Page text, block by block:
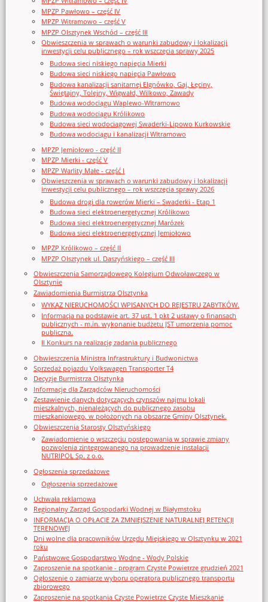
MPZP Pawłowo – część IV
MPZP Witramowo – część V
MPZP Olsztynek Wschód – część III
Obwieszczenia w sprawach o warunki zabudowy i lokalizacji
inwestycji celu publicznego – rok wszczęcia sprawy 2025
Budowa sieci niskiego napięcia Mierki
Budowa sieci niskiego napięcia Pawłowo
Budowa kanalizacji sanitarnej Elgnówko, Gaj, Łęciny,
Świętajny, Tolejny, Wigwałd, Wilkowo, Zawady
Budowa wodociągu Waplewo-Witramowo
Budowa wodociągu Królikowo
Budowa sieci wodociągowej Swaderki-Lipowo Kurkowskie
Budowa wodociągu i kanalizacji Witramowo
MPZP Jemiołowo - część II
MPZP Mierki - część V
MPZP Warlity Małe - część I
Obwieszczenia w sprawach o warunki zabudowy i lokalizacji
inwestycji celu publicznego – rok wszczęcia sprawy 2026
Budowa drogi dla rowerów Mierki – Swaderki - Etap 1
Budowa sieci elektroenergetycznej Królikowo
Budowa sieci elektroenergetycznej Marózek
Budowa sieci elektroenergetycznej Jemiołowo
MPZP Królikowo – część II
MPZP Olsztynek ul. Daszyńskiego – część III
Obwieszczenia Samorządowego Kolegium Odwoławczego w
Olsztynie
Zawiadomienia Burmistrza Olsztynka
WYKAZ NIERUCHOMOŚCI WPISANYCH DO REJESTRU ZABYTKÓW.
Informacja na podstawie art. 37 ust. 1 pkt 2 ustawy o finansach
publicznych - m.in. wykonanie budżetu JST umorzenia pomoc
publiczna.
II Konkurs na realizację zadania publicznego
Obwieszczenia Ministra Infrastruktury i Budwonictwa
Sprzedaż pojazdu Volkswagen Transporter T4
Decyzje Burmistrza Olsztynka
Informacje dla Zarządców Nieruchomości
Zestawienie danych dotyczących czynszów najmu lokali
mieszkalnych, nienależących do publicznego zasobu
mieszkaniowego, w położonych na obszarze Gminy Olsztynek.
Obwieszczenia Starosty Olsztyńskiego
Zawiadomienie o wszczęciu postępowania w sprawie zmiany
pozwolenia zintegrowanego na prowadzenie instalacji
NUTRIPOL Sp. z o.o.
Ogłoszenia sprzedażowe
Ogłoszenia sprzedażowe
Uchwała reklamowa
Regionalny Zarząd Gospodarki Wodnej w Białymstoku
INFORMACJA O OPŁACIE ZA ZMNIEJSZENIE NATURALNEJ RETENCJI
TERENOWEJ
Dni wolne dla pracowników Urzędu Miejskiego w Olsztynku w 2021
roku
Państwowe Gospodarstwo Wodne - Wody Polskie
Zaproszenie na spotkanie - program Czyste Powietrze grudzień 2021
Ogłoszenie o zamiarze wyboru operatora publicznego transportu
zbiorowego
Zaproszenie na spotkania Czyste Powietrze Czyste Mieszkanie